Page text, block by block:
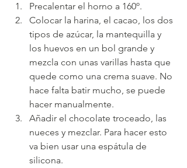
Precalentar el horno a 160º.
Colocar la harina, el cacao, los dos
tipos de azúcar, la mantequilla y
los huevos en un bol grande y
mezcla con unas varillas hasta que
quede como una crema suave. No
hace falta batir mucho, se puede
hacer manualmente.
Añadir el chocolate troceado, las
nueces y mezclar. Para hacer esto
va bien usar una espátula de
silicona.